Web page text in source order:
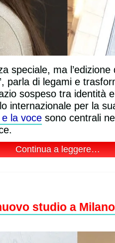
speciale, ma l’edizione
parla di legami e
sospeso tra identità
internazionale per la
e la voce sono centrali
Continua a leggere…
studio a Milano